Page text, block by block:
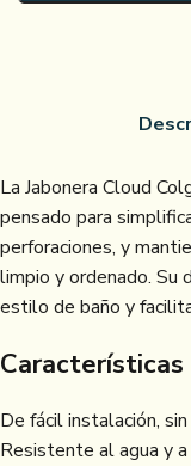
La Jabonera Cloud
pensado para
perforaciones, y
limpio y ordenado. Su
estilo de baño y
De fácil instalación,
Resistente al agua y